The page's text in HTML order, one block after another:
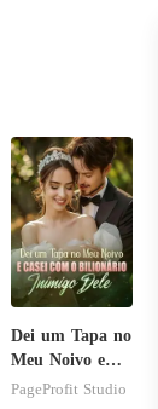
Dei um Tapa no
Meu Noivo e
Casei com o
PageProfit Studio